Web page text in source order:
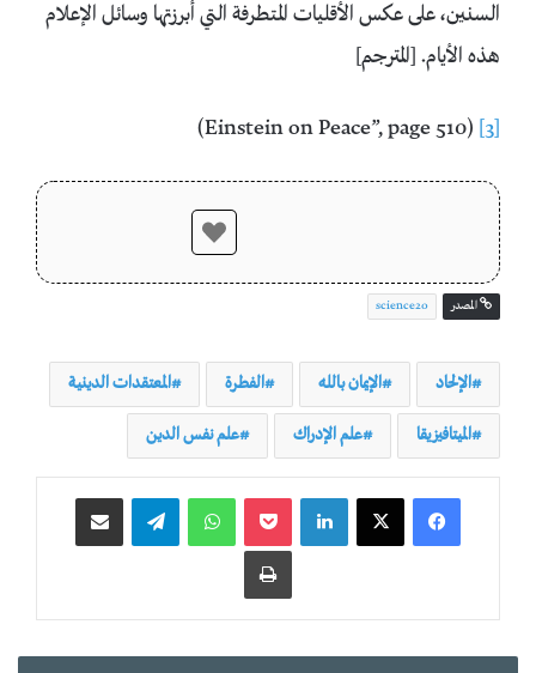
السنين، على عكس الأقليات المتطرفة التي أبرزتها وسائل الإعلام
هذه الأيام. [المترجم]
[3]
(Einstein on Peace”, page 510)
المصدر science20
الإلحاد الإيمان بالله الفطرة المعتقدات الدينية
الميتافيزيقا علم الإدراك علم نفس الدين
واتساب